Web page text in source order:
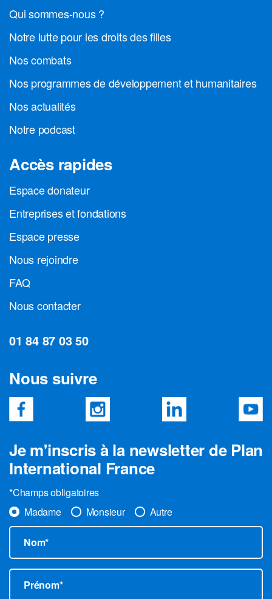
Qui sommes-nous ?
Notre lutte pour les droits des filles
Nos combats
Nos programmes de développement et humanitaires
Nos actualités
Notre podcast
Accès rapides
Espace donateur
Entreprises et fondations
Espace presse
Nous rejoindre
FAQ
Nous contacter
01 84 87 03 50
Nous suivre
Je m'inscris à la newsletter de Plan
International France
*Champs obligatoires
Madame
Monsieur Autre
Nom*
Prénom*